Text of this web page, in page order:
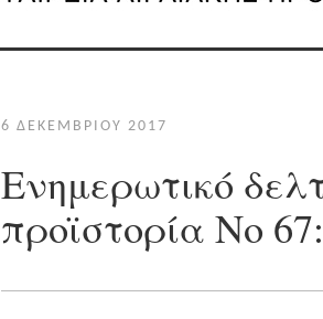
6 ΔΕΚΕΜΒΡΊΟΥ 2017
Ενημερωτικό
προϊστορία Νο